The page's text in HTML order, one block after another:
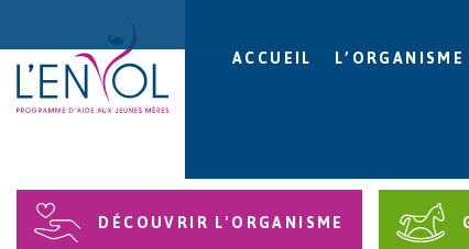
ACCUEIL L’ORGANISME
DÉCOUVRIR L'ORGANISME